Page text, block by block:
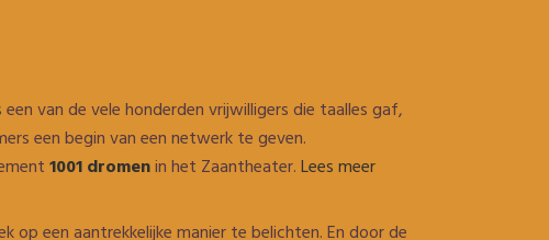
van de vele honderden vrijwilligers die taalles gaf,
een begin van een netwerk te geven.
1001 dromenin het Zaantheater.Lees meer
een aantrekkelijke manier te belichten. En door de